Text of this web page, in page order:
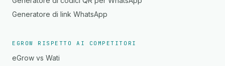
Generatore di link WhatsApp
EGROW RISPETTO AI COMPETITORI
eGrow vs Wati